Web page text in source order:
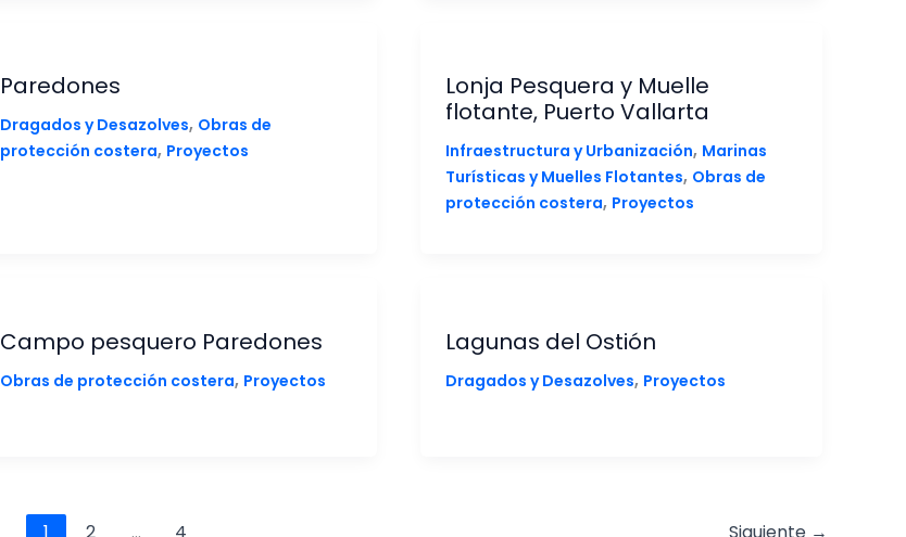
Paredones
Dragados y Desazolves, Obras de
protección costera, Proyectos
Lonja Pesquera y Muelle
flotante, Puerto Vallarta
Infraestructura y Urbanización, Marinas
Turísticas y Muelles Flotantes, Obras de
protección costera, Proyectos
Campo pesquero Paredones
Obras de protección costera, Proyectos
Lagunas del Ostión
Dragados y Desazolves, Proyectos
1 2 … 4 Siguiente →